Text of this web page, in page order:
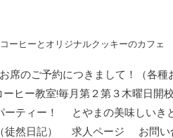
ーヒーとオリジナルクッキーのカフェ
席のご予約につきまして！（各種
ーヒー教室!毎月第２第３木曜日開校
ティー！
とやまの美味しいき
然日記） 求人ページ
お問い